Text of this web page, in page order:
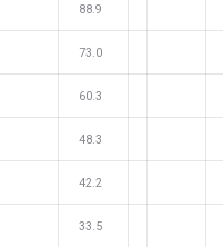
88.9
73.0
60.3
48.3
42.2
33.5